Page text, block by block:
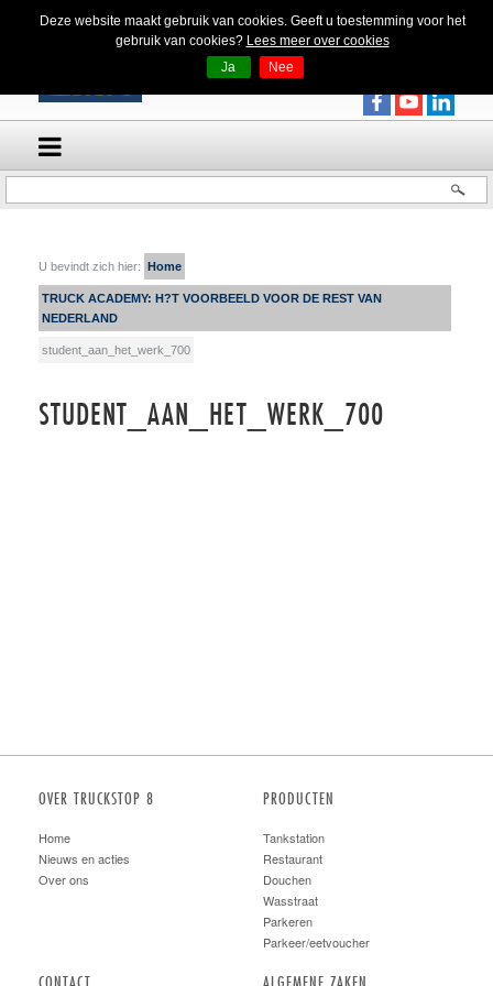
Deze website maakt gebruik van cookies. Geeft u toestemming voor het
gebruik van cookies? Lees meer over cookies
Ja
Nee
U bevindt zich hier: Home
TRUCK ACADEMY: H?T VOORBEELD VOOR DE REST VAN
NEDERLAND
student_aan_het_werk_700
STUDENT_AAN_HET_WERK_700
OVER TRUCKSTOP 8
Home
Nieuws en acties
Over ons
PRODUCTEN
Tankstation
Restaurant
Douchen
Wasstraat
Parkeren
Parkeer/eetvoucher